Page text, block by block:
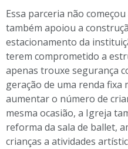
Essa parceria não
também apoiou a
estacionamento da
terem comprometido a
apenas trouxe segurança
geração de uma renda fixa
aumentar o número de
mesma ocasião, a Igreja
reforma da sala de ballet,
crianças a atividades